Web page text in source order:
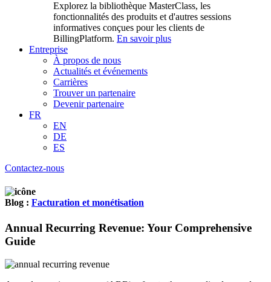
Explorez la bibliothèque MasterClass, les
fonctionnalités des produits et d'autres sessions
informatives conçues pour les clients de
BillingPlatform. En savoir plus
Entreprise
À propos de nous
Actualités et événements
Carrières
Trouver un partenaire
Devenir partenaire
FR
EN
DE
ES
Contactez-nous
Blog : Facturation et monétisation
Annual Recurring Revenue: Your Comprehensive
Guide